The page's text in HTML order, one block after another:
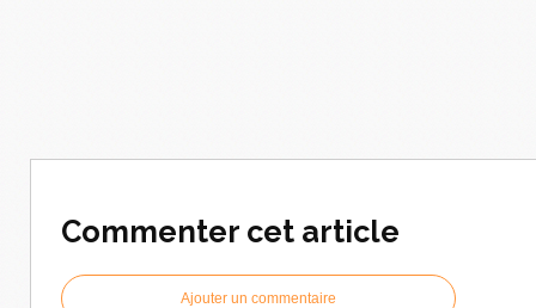
Commenter cet article
Ajouter un commentaire